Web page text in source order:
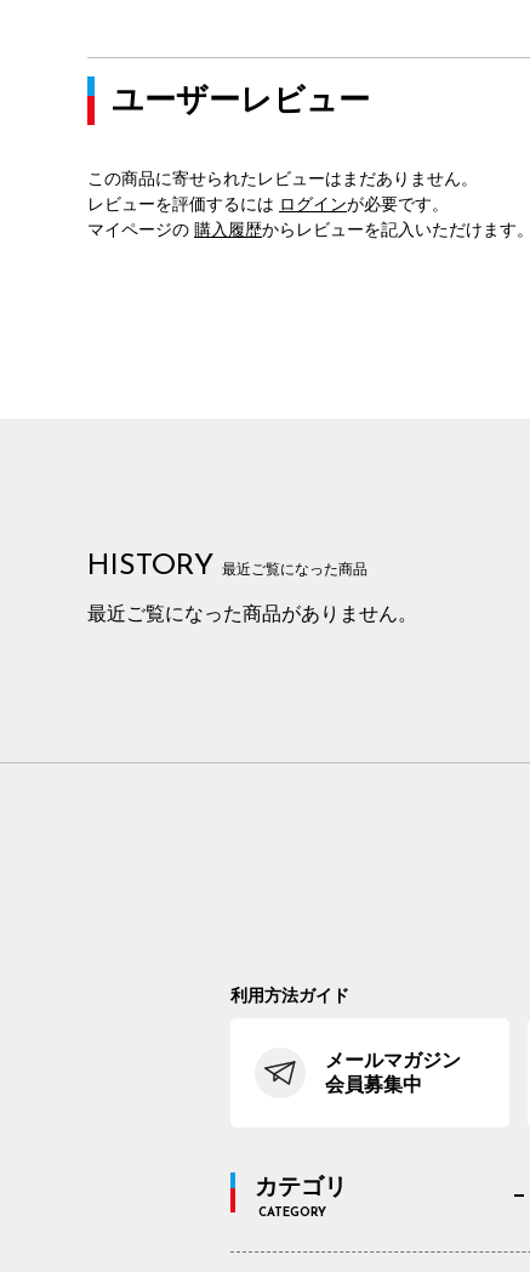
ユーザーレビュー
この商品に寄せられたレビューはまだありません。
レビューを評価するには ログインが必要です。
マイページの 購入履歴からレビューを記入いただけます。
HISTORY 最近ご覧になった商品
最近ご覧になった商品がありません。
利用方法ガイド
メールマガジン
会員募集中
カテゴリ
CATEGORY